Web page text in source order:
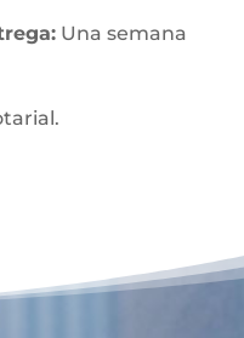
:Una semana